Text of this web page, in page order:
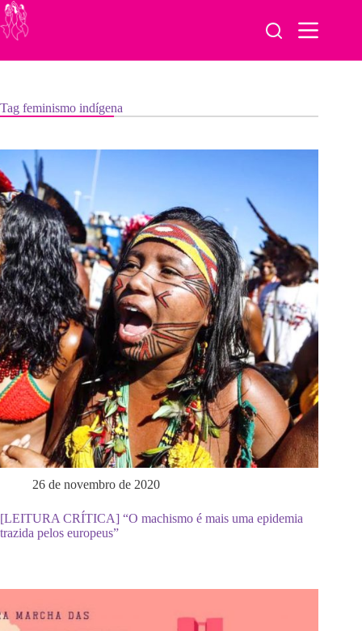
Pular
para
o
Tag feminismo indígena
26 de novembro de 2020
[LEITURA CRÍTICA] “O machismo é mais uma epidemia
trazida pelos europeus”